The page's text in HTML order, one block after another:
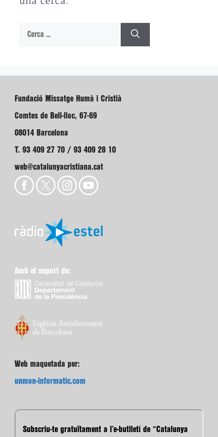
Cerca:
Fundació Missatge Humà i Cristià
Comtes de Bell-lloc, 67-69
08014 Barcelona
T. 93 409 27 70 / 93 409 28 10
web@catalunyacristiana.cat
Amb el suport de:
Web maquetada per:
unmon-informatic.com
Subscriu-te gratuïtament a l’e-butlletí de “Catalunya